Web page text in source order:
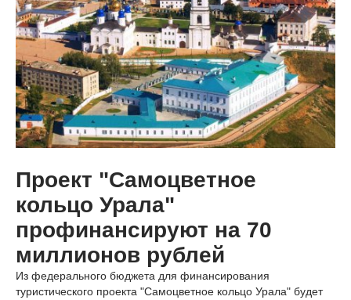
Проект "Самоцветное
кольцо Урала"
профинансируют на 70
миллионов рублей
Из федерального бюджета для финансирования
туристического проекта "Самоцветное кольцо Урала" будет